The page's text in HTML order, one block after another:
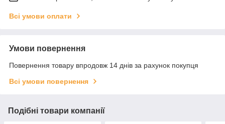
Всі умови оплати
Умови повернення
Повернення товару впродовж 14 днів за рахунок покупця
Всі умови повернення
Подібні товари компанії